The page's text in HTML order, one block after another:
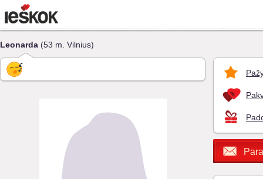
Leonarda (53 m. Vilnius)